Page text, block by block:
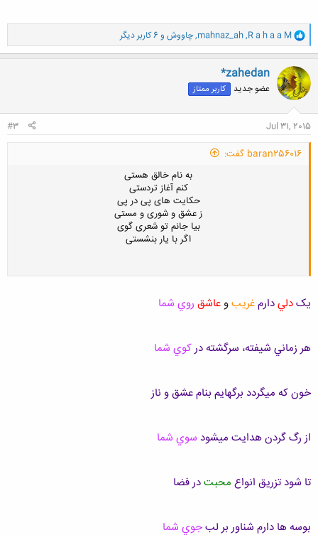
و
ا
ک
ن
ش
ه
ا
R a h a a M
,
mahnaz_ah
,چاووش و 6 کاربر دیگر
*zahedan
عضو جدید کاربر ممتاز
Jul 31, 2015
#3
baran256016 گفت:
به نام خالق هستی
کنم آغاز تردستی
حکایت های پی در پی
ز عشق و شوری و مستی
بیا جانم تو شعری گوی
اگر با یار بنشستی
يکدليدارمغريبوعاشق روي شما
هر زماني شيفته، سرگشته درکوي شما
خون که ميگردد برگهايم بنام عشق و ناز
از رگ گردن هدايت ميشود سوي شما
تا شود تزريق انواع محبتدر فضا
بوسه ها دارم شناور بر لبجوي شما